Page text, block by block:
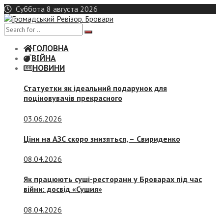
Skip
to
content
Суббота 8 августа 2026
ГОЛОВНА
ВІЙНА
НОВИНИ
Статуетки як ідеальний подарунок для
поціновувачів прекрасного
03.06.2026
Ціни на АЗС скоро знизяться, – Свириденко
08.04.2026
Як працюють суші-ресторани у Броварах під час
війни: досвід «Сушия»
08.04.2026